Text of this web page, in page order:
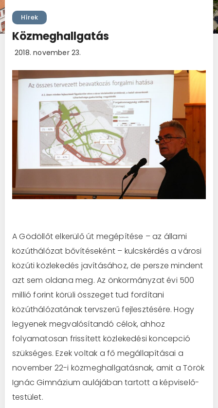
Hírek
Közmeghallgatás
2018. november 23.
A Gödöllőt elkerülő út megépítése – az állami
közúthálózat bővítéseként – kulcskérdés a városi
közúti közlekedés javításához, de persze mindent
azt sem oldana meg. Az önkormányzat évi 500
millió forint körüli összeget tud fordítani
közúthálózatának tervszerű fejlesztésére. Hogy
legyenek megvalósítandó célok, ahhoz
folyamatosan frissített közlekedési koncepció
szükséges. Ezek voltak a fő megállapításai a
november 22-i közmeghallgatásnak, amit a Török
Ignác Gimnázium aulájában tartott a képviselő-
testület.